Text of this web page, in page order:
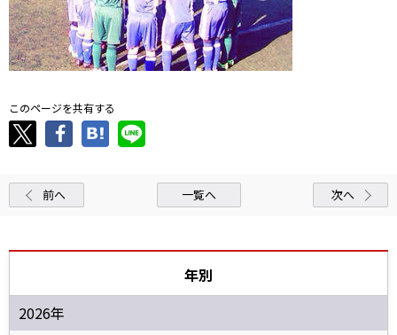
このページを共有する
前へ 一覧へ 次へ
年別
2026年